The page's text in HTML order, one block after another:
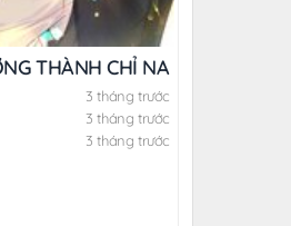
THÀNH CHỈ NAM
3 tháng trước
3 tháng trước
3 tháng trước